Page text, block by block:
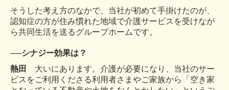
そうした考え方のなかで、当社が初めて手掛けたのが、
認知症の方が住み慣れた地域で介護サービスを受けなが
ら共同生活を送るグループホームです。
──シナジー効果は？
熱田
大いにあります。介護が必要になり、当社のサー
ビスをご利用くださる利用者さまやご家族から「空き家